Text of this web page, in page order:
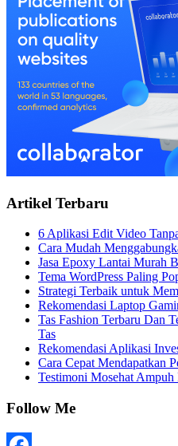
Artikel Terbaru
6 Aplikasi Edit Video
Cara Mudah
Jasa Epoxy Lantai Murah
Tema WordPress Paling
Strategi Terbaik untuk
Rekomendasi Laptop
Tas Fashion Terbaru Dan
Tas
Rekomendasi Aplikasi
Cara Cepat Mendapatkan
Testimoni Mosehat
Follow Me